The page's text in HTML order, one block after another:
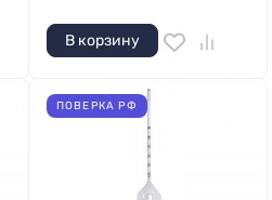
В корзину
ПОВЕРКА РФ